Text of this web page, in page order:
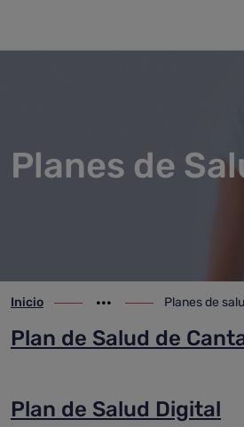
Planes de
ir-a inicio
Inicio
Mostrar opciones
ir-a Planes de
Planes de
Plan de Salud de
Plan de Salud Digital